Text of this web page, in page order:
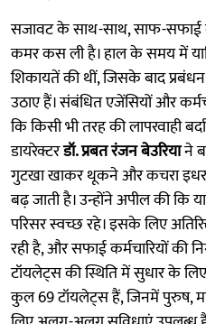
सजावट के साथ-साथ, साफ-सफाई
कमर कस ली है। हाल के समय में
शिकायतें की थीं, जिसके बाद
उठाए हैं। संबंधित एजेंसियों और
कि किसी भी तरह की लापरवाही
डायरेक्टरडॉ. प्रबत रंजन बेउरियाने
गुटखा खाकर थूकने और कचरा
बढ़ जाती है। उन्होंने अपील की कि
परिसर स्वच्छ रहे। इसके लिए
रही है, और सफाई कर्मचारियों की
टॉयलेट्स की स्थिति में सुधार के
कुल 69 टॉयलेट्स हैं, जिनमें पुरुष,